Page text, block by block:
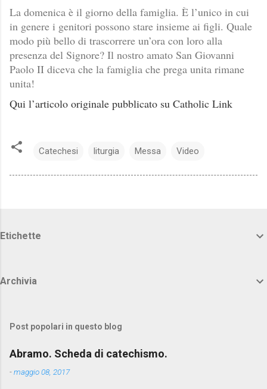
La domenica è il giorno della famiglia. È l’unico in cui
in genere i genitori possono stare insieme ai figli. Quale
modo più bello di trascorrere un’ora con loro alla
presenza del Signore? Il nostro amato San Giovanni
Paolo II diceva che la famiglia che prega unita rimane
unita!
Qui l’articolo originale pubblicato su Catholic Link
Catechesi liturgia Messa Video
Etichette
Archivia
Post popolari in questo blog
Abramo. Scheda di catechismo.
-maggio 08, 2017